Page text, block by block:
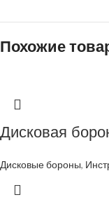
Похожие
Дисковая
Дисковые бороны,